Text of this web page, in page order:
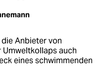
Anbieter von
Umweltkollaps auch
eines schwimmenden